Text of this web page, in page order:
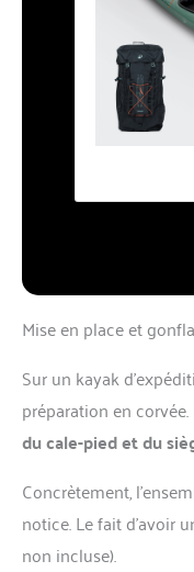
Mise en place et
Sur un kayak
préparation en
du cale-pied et du
Concrètement,
notice. Le fait d’avoir
non incluse).